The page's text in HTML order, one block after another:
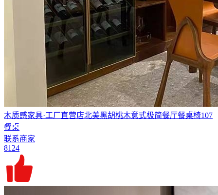
木质感家具·工厂直营店北美黑胡桃木意式极简餐厅餐桌椅107
餐桌
联系商家
8124